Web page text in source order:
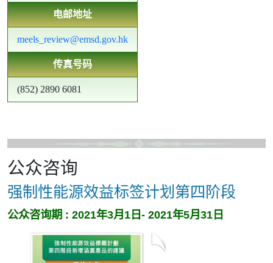
电邮地址
meels_review@emsd.gov.hk
传真号码
(852) 2890 6081
公众咨询
强制性能源效益标签计划第四阶段
公众咨询期 : 2021年3月1日- 2021年5月31日